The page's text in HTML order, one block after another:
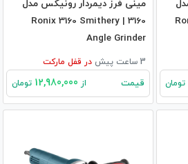
تومان
مینی فرز دیمردار رونیکس مدل
3160 | Ronix 3160 Smithery
Angle Grinder
3 ساعت پیش در قفل مارکت
قیمت از تومان